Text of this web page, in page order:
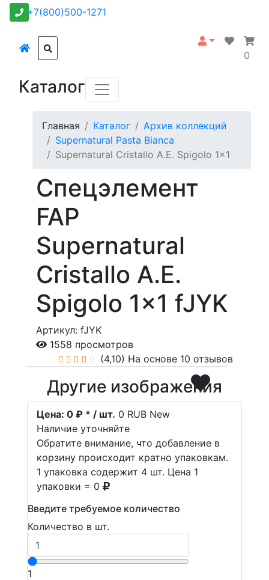
+7(800)500-1271
0
Каталог
Главная Каталог
Архив коллекций
Supernatural Pasta Bianca
Supernatural Cristallo A.E. Spigolo 1x1
Спецэлемент
FAP
Supernatural
Cristallo A.E.
Spigolo 1x1 fJYK
Артикул: fJYK
1558 просмотров
(4,10) На основе 10 отзывов
Другие изображения
Цена: 0 ₽ * / шт. 0 RUB New
Наличие уточняйте
Обратите внимание, что добавление в
корзину происходит кратно упаковкам.
1 упаковка содержит 4 шт. Цена 1
упаковки = 0
Введите требуемое количество
Количество в шт.
1